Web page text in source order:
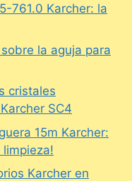
761.0 Karcher: la
la aguja para
cristales
SC4
15m Karcher:
Karcher en